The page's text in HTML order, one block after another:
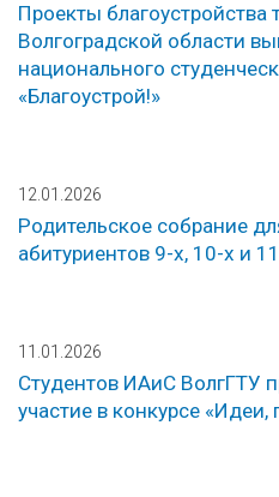
Проекты благоустройства
Волгоградской области
национального
«Благоустрой!»
12.01.2026
Родительское собрание
абитуриентов 9-х, 10-х и
11.01.2026
Студентов ИАиС ВолгГТУ
участие в конкурсе